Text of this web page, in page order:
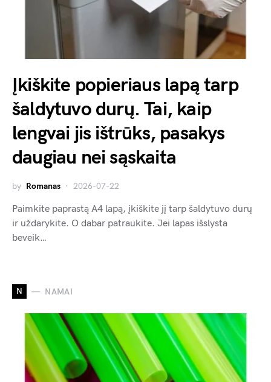
Įkiškite popieriaus lapą tarp
šaldytuvo durų. Tai, kaip
lengvai jis ištrūks, pasakys
daugiau nei sąskaita
by Romanas 2026-07-22
Paimkite paprastą A4 lapą, įkiškite jį tarp šaldytuvo durų
ir uždarykite. O dabar patraukite. Jei lapas išslysta
beveik…
N NAMAI